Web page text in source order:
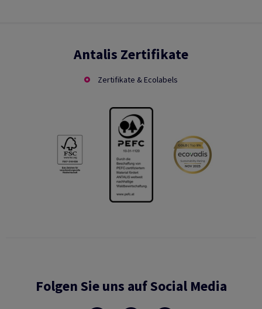
Antalis Zertifikate
Zertifikate & Ecolabels
Folgen Sie uns auf Social Media